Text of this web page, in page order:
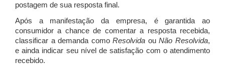
postagem de sua resposta final.
Após a manifestação da empresa, é garantida ao
consumidor a chance de comentar a resposta recebida,
classificar a demanda comoResolvida ouNão Resolvida,
e ainda indicar seu nível de satisfação com o atendimento
recebido.